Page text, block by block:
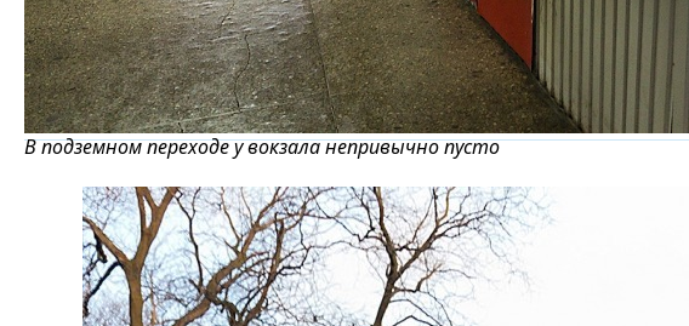
В подземном переходе у вокзала непривычно пусто